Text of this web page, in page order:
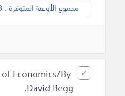
مجموع الأوعية المتوفرة : 3
Economics/By
David Begg.